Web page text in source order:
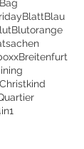
BlattBlau
Blutorange
Breitenfurt
Christkind